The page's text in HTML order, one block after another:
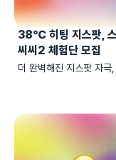
38℃ 히팅 지스팟,
씨씨2 체험단 모집
더 완벽해진 지스팟 자극